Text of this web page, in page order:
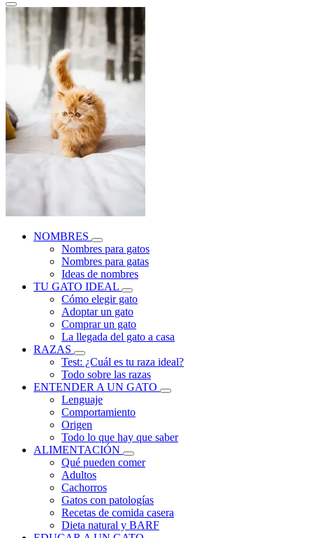
NOMBRES
Nombres para gatos
Nombres para gatas
Ideas de nombres
TU GATO IDEAL
Cómo elegir gato
Adoptar un gato
Comprar un gato
La llegada del gato a casa
RAZAS
Test: ¿Cuál es tu raza ideal?
Todo sobre las razas
ENTENDER A UN GATO
Lenguaje
Comportamiento
Origen
Todo lo que hay que saber
ALIMENTACIÓN
Qué pueden comer
Adultos
Cachorros
Gatos con patologías
Recetas de comida casera
Dieta natural y BARF